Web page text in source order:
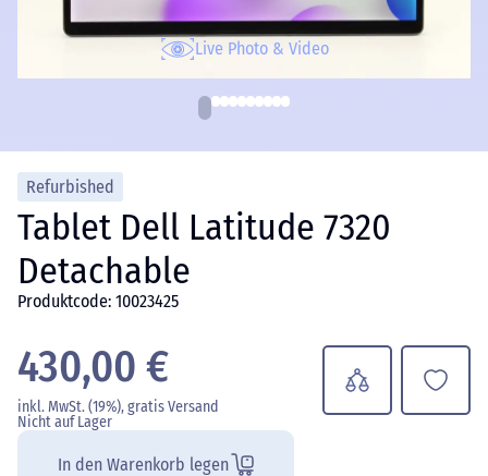
Live Photo & Video
Refurbished
Tablet Dell Latitude 7320
Detachable
Produktcode: 10023425
430,00 €
inkl. MwSt. (19%), gratis Versand
Nicht auf Lager
In den Warenkorb legen